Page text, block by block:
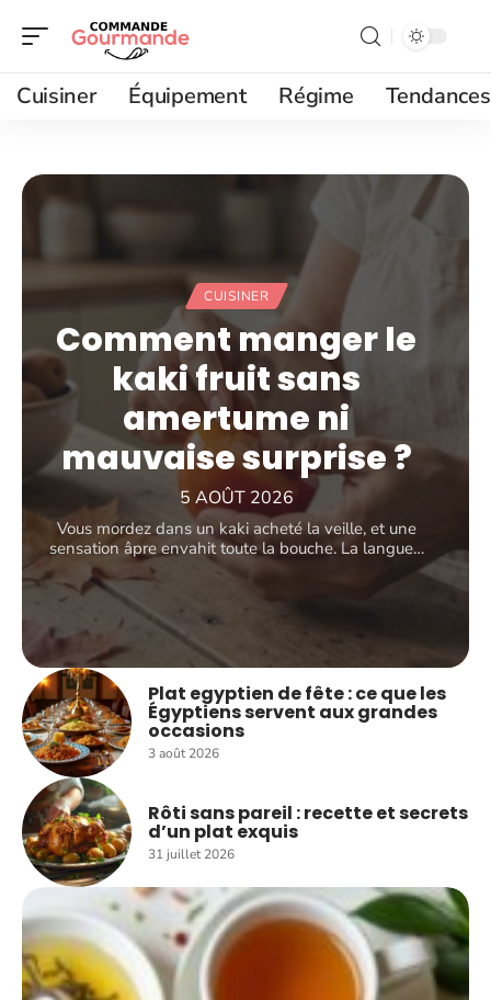
Cuisiner Équipement Régime Tendances
CUISINER
Comment manger le
kaki fruit sans
amertume ni
mauvaise surprise ?
5 AOÛT 2026
Vous mordez dans un kaki acheté la veille, et une
sensation âpre envahit toute la bouche. La langue…
Plat egyptien de fête : ce que les
Égyptiens servent aux grandes
occasions
3 août 2026
Rôti sans pareil : recette et secrets
d’un plat exquis
31 juillet 2026